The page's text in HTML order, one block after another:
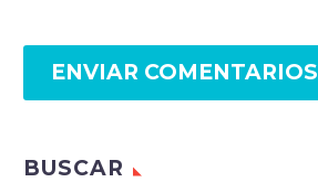
ENVIAR COMENTARIOS
BUSCAR